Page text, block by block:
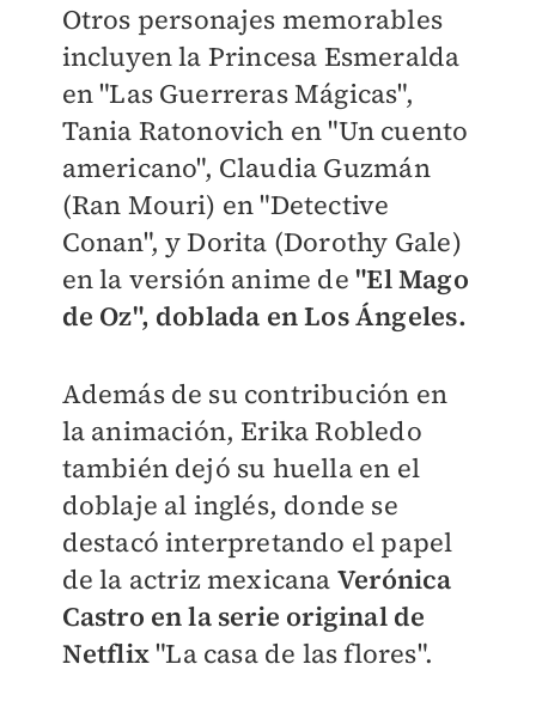
Otros personajes memorables
incluyen la Princesa Esmeralda
en "Las Guerreras Mágicas",
Tania Ratonovich en "Un cuento
americano", Claudia Guzmán
(Ran Mouri) en "Detective
Conan", y Dorita (Dorothy Gale)
en la versión anime de "El Mago
de Oz", doblada en Los Ángeles.
Además de su contribución en
la animación, Erika Robledo
también dejó su huella en el
doblaje al inglés, donde se
destacó interpretando el papel
de la actriz mexicana Verónica
Castro en la serie original de
Netflix"La casa de las flores".